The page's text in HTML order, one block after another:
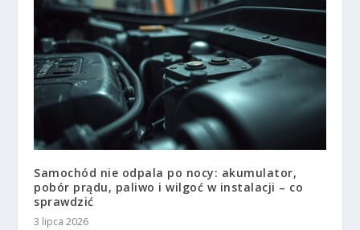
Samochód nie odpala po nocy: akumulator,
pobór prądu, paliwo i wilgoć w instalacji – co
sprawdzić
3 lipca 2026